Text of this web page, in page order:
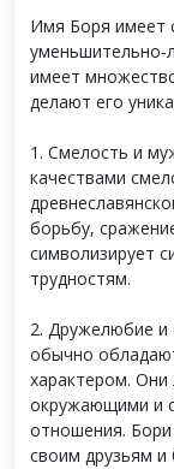
Имя Боря имеет
уменьшительно-
имеет
делают его
1. Смелость и
качествами
борьбу,
символизирует
трудностям.
2. Дружелюбие
обычно
характером. Они
окружающими и
отношения.
своим друзьям и